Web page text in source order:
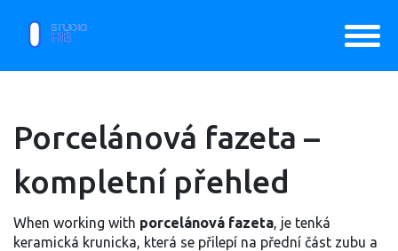
Porcelánová fazeta –
kompletní přehled
When working with porcelánová fazeta, je tenká
keramická krunicka, která se přilepí na přední část zubu a